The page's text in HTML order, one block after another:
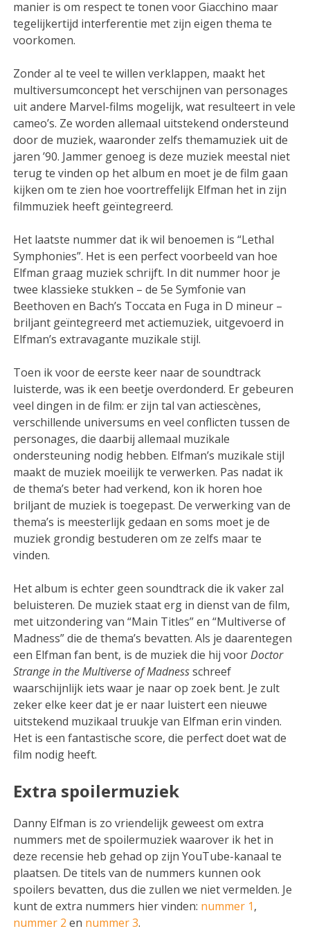
manier is om respect te tonen voor Giacchino maar
tegelijkertijd interferentie met zijn eigen thema te
voorkomen.
Zonder al te veel te willen verklappen, maakt het
multiversumconcept het verschijnen van personages
uit andere Marvel-films mogelijk, wat resulteert in vele
cameo’s. Ze worden allemaal uitstekend ondersteund
door de muziek, waaronder zelfs themamuziek uit de
jaren ’90. Jammer genoeg is deze muziek meestal niet
terug te vinden op het album en moet je de film gaan
kijken om te zien hoe voortreffelijk Elfman het in zijn
filmmuziek heeft geïntegreerd.
Het laatste nummer dat ik wil benoemen is “Lethal
Symphonies”. Het is een perfect voorbeeld van hoe
Elfman graag muziek schrijft. In dit nummer hoor je
twee klassieke stukken – de 5e Symfonie van
Beethoven en Bach’s Toccata en Fuga in D mineur –
briljant geïntegreerd met actiemuziek, uitgevoerd in
Elfman’s extravagante muzikale stijl.
Toen ik voor de eerste keer naar de soundtrack
luisterde, was ik een beetje overdonderd. Er gebeuren
veel dingen in de film: er zijn tal van actiescènes,
verschillende universums en veel conflicten tussen de
personages, die daarbij allemaal muzikale
ondersteuning nodig hebben. Elfman’s muzikale stijl
maakt de muziek moeilijk te verwerken. Pas nadat ik
de thema’s beter had verkend, kon ik horen hoe
briljant de muziek is toegepast. De verwerking van de
thema’s is meesterlijk gedaan en soms moet je de
muziek grondig bestuderen om ze zelfs maar te
vinden.
Het album is echter geen soundtrack die ik vaker zal
beluisteren. De muziek staat erg in dienst van de film,
met uitzondering van “Main Titles” en “Multiverse of
Madness” die de thema’s bevatten. Als je daarentegen
een Elfman fan bent, is de muziek die hij voorDoctor
Strange in the Multiverse of Madnessschreef
waarschijnlijk iets waar je naar op zoek bent. Je zult
zeker elke keer dat je er naar luistert een nieuwe
uitstekend muzikaal truukje van Elfman erin vinden.
Het is een fantastische score, die perfect doet wat de
film nodig heeft.
Extra spoilermuziek
Danny Elfman is zo vriendelijk geweest om extra
nummers met de spoilermuziek waarover ik het in
deze recensie heb gehad op zijn YouTube-kanaal te
plaatsen. De titels van de nummers kunnen ook
spoilers bevatten, dus die zullen we niet vermelden. Je
kunt de extra nummers hier vinden: nummer 1,
nummer 2 en nummer 3.